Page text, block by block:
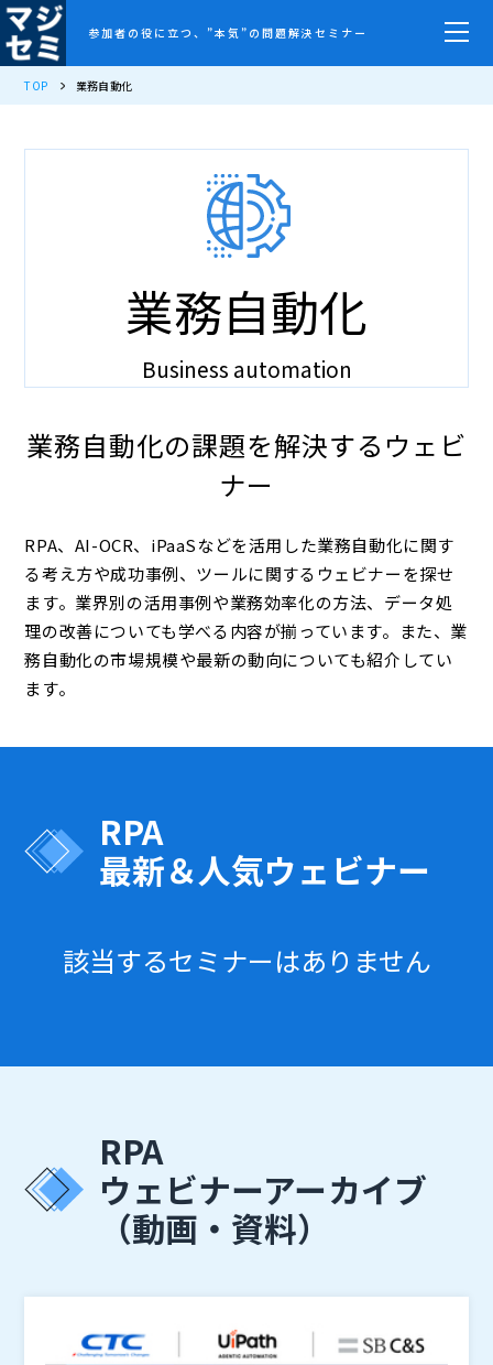
参加者の役に立つ、”本気”の問題解決セミナー
TOP 業務自動化
業務自動化
Business automation
業務自動化の課題を解決するウェビ
ナー
RPA、AI-OCR、iPaaSなどを活用した業務自動化に関す
る考え方や成功事例、ツールに関するウェビナーを探せ
ます。業界別の活用事例や業務効率化の方法、データ処
理の改善についても学べる内容が揃っています。また、業
務自動化の市場規模や最新の動向についても紹介してい
ます。
RPA
最新＆人気ウェビナー
該当するセミナーはありません
RPA
ウェビナーアーカイブ
（動画・資料）